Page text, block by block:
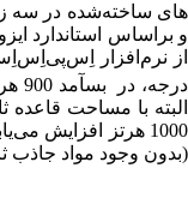
و براساس استاندارد ایزو 10534-2
از نرم‌افزار اِس‌پی‌اِس‌اِس16 انجام
درجه، در بسآمد 900 هرتز، 92 درصد و در زاویه رأس 24 درجه، در بسآمد 800 هرتز، 93 درصد بود.
البته با مساحت
1000 هرتز افزایش می‌­یابد.
(بدون وجود مواد جاذب